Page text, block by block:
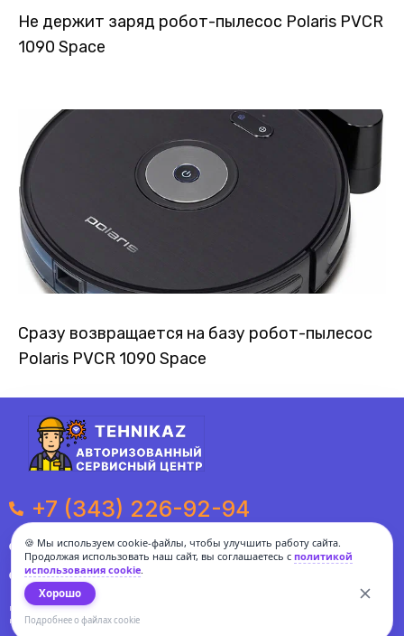
🍪 Мы используем cookie-файлы, чтобы улучшить работу сайта.
Продолжая использовать наш сайт, вы соглашаетесь с политикой
использования cookie.
Хорошо
Подробнее о файлах cookie
Не держит заряд робот-пылесос Polaris PVCR
1090 Space
Сразу возвращается на базу робот-пылесос
Polaris PVCR 1090 Space
+7 (343) 226-92-94
Будние дни c 10:00 до 20:00
Выходные и праздники с 11:00 до 19:00
Политика обработки персональных данных и cookies
Вся информация, представленная на сайте не является публичной офертой